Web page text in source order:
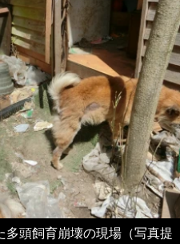
頭飼育崩壊の現場（写真提